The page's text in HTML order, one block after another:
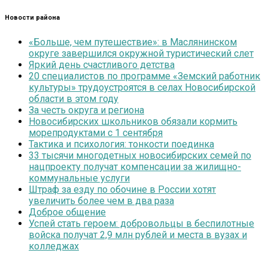
Новости района
«Больше, чем путешествие»: в Маслянинском
округе завершился окружной туристический слет
Яркий день счастливого детства
20 специалистов по программе «Земский работник
культуры» трудоустроятся в селах Новосибирской
области в этом году
За честь округа и региона
Новосибирских школьников обязали кормить
морепродуктами с 1 сентября
Тактика и психология: тонкости поединка
33 тысячи многодетных новосибирских семей по
нацпроекту получат компенсации за жилищно-
коммунальные услуги
Штраф за езду по обочине в России хотят
увеличить более чем в два раза
Доброе общение
Успей стать героем: добровольцы в беспилотные
войска получат 2,9 млн рублей и места в вузах и
колледжах